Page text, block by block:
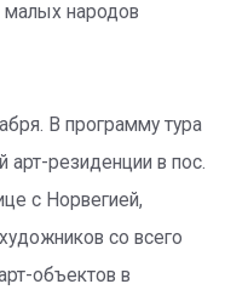
малых народов
В программу тура
арт-резиденции в пос.
с Норвегией,
со всего
объектов в